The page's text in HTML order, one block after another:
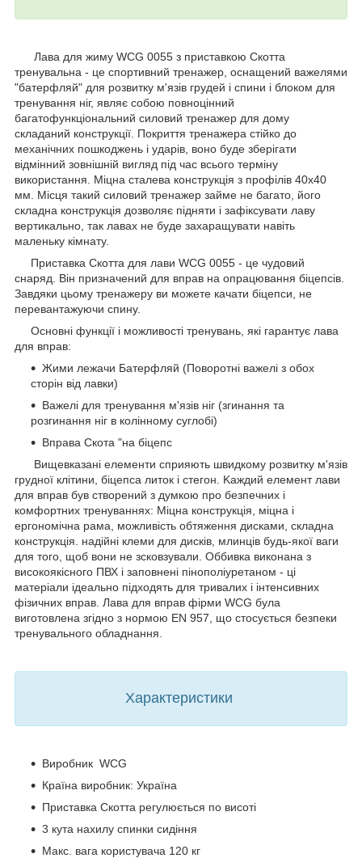
Лава для жиму WCG 0055 з приставкою Скотта
тренувальна - це спортивний тренажер, оснащений важелями
"батерфляй" для розвитку м'язів грудей і спини і блоком для
тренування ніг, являє собою повноцінний
багатофункціональний силовий тренажер для дому
складаний конструкції. Покриття тренажера стійко до
механічних пошкоджень і ударів, воно буде зберігати
відмінний зовнішній вигляд під час всього терміну
використання. Міцна сталева конструкція з профілів 40х40
мм. Місця такий силовий тренажер займе не багато, його
складна конструкція дозволяє підняти і зафіксувати лаву
вертикально, так лавах не буде захаращувати навіть
маленьку кімнату.
Приставка Скотта для лави WCG 0055 - це чудовий
снаряд. Він призначений для вправ на опрацювання біцепсів.
Завдяки цьому тренажеру ви можете качати біцепси, не
перевантажуючи спину.
Основні функції і можливості тренувань, які гарантує лава
для вправ:
Жими лежачи Батерфляй (Поворотні важелі з обох
сторін від лавки)
Важелі для тренування м'язів ніг (згинання та
розгинання ніг в колінному суглобі)
Вправа Скота "на біцепс
Вищевказані елементи сприяють швидкому розвитку м'язів
грудної клітини, біцепса литок і стегон. Kaждий елемент лави
для вправ був створений з думкою про безпечних і
комфортних тренуваннях: Міцна конструкція, міцна і
ергономічна рама, можливість обтяження дисками, складна
конструкція. надійні клеми для дисків, млинців будь-якої ваги
для того, щоб вони не зсковзували. Оббивка виконана з
високоякісного ПВХ і заповнені пінополіуретаном - ці
матеріали ідеально підходять для тривалих і інтенсивних
фізичних вправ. Лава для вправ фірми WCG була
виготовлена згідно з нормою EN 957, що стосується безпеки
тренувального обладнання.
Характеристики
Виробник WCG
Країна виробник: Україна
Приставка Скотта регулюється по висоті
3 кута нахилу спинки сидіння
Макс. вага користувача 120 кг